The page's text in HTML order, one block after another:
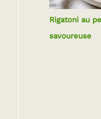
Rigatoni au
savoureuse